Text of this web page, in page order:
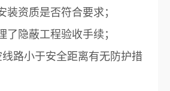
资质是否符合要求；
隐蔽工程验收手续；
路小于安全距离有无防护措